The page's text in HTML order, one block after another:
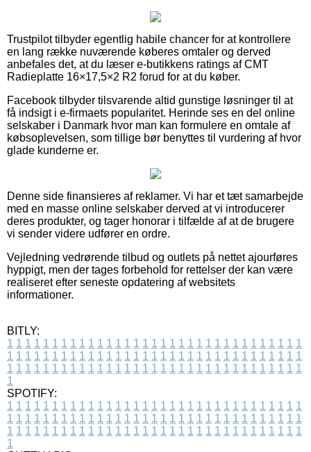
Trustpilot tilbyder egentlig habile chancer for at kontrollere
en lang række nuværende køberes omtaler og derved
anbefales det, at du læser e-butikkens ratings af CMT
Radieplatte 16×17,5×2 R2 forud for at du køber.
Facebook tilbyder tilsvarende altid gunstige løsninger til at
få indsigt i e-firmaets popularitet. Herinde ses en del online
selskaber i Danmark hvor man kan formulere en omtale af
købsoplevelsen, som tillige bør benyttes til vurdering af hvor
glade kunderne er.
Denne side finansieres af reklamer. Vi har et tæt samarbejde
med en masse online selskaber derved at vi introducerer
deres produkter, og tager honorar i tilfælde af at de brugere
vi sender videre udfører en ordre.
Vejledning vedrørende tilbud og outlets på nettet ajourføres
hyppigt, men der tages forbehold for rettelser der kan være
realiseret efter seneste opdatering af websitets
informationer.
BITLY:
1 1 1 1 1 1 1 1 1 1 1 1 1 1 1 1 1 1 1 1 1 1 1 1 1 1 1 1 1 1 1 1 1
1 1 1 1 1 1 1 1 1 1 1 1 1 1 1 1 1 1 1 1 1 1 1 1 1 1 1 1 1 1 1 1 1
1 1 1 1 1 1 1 1 1 1 1 1 1 1 1 1 1 1 1 1 1 1 1 1 1 1 1 1 1 1 1 1 1
1
SPOTIFY:
1 1 1 1 1 1 1 1 1 1 1 1 1 1 1 1 1 1 1 1 1 1 1 1 1 1 1 1 1 1 1 1 1
1 1 1 1 1 1 1 1 1 1 1 1 1 1 1 1 1 1 1 1 1 1 1 1 1 1 1 1 1 1 1 1 1
1 1 1 1 1 1 1 1 1 1 1 1 1 1 1 1 1 1 1 1 1 1 1 1 1 1 1 1 1 1 1 1 1
1